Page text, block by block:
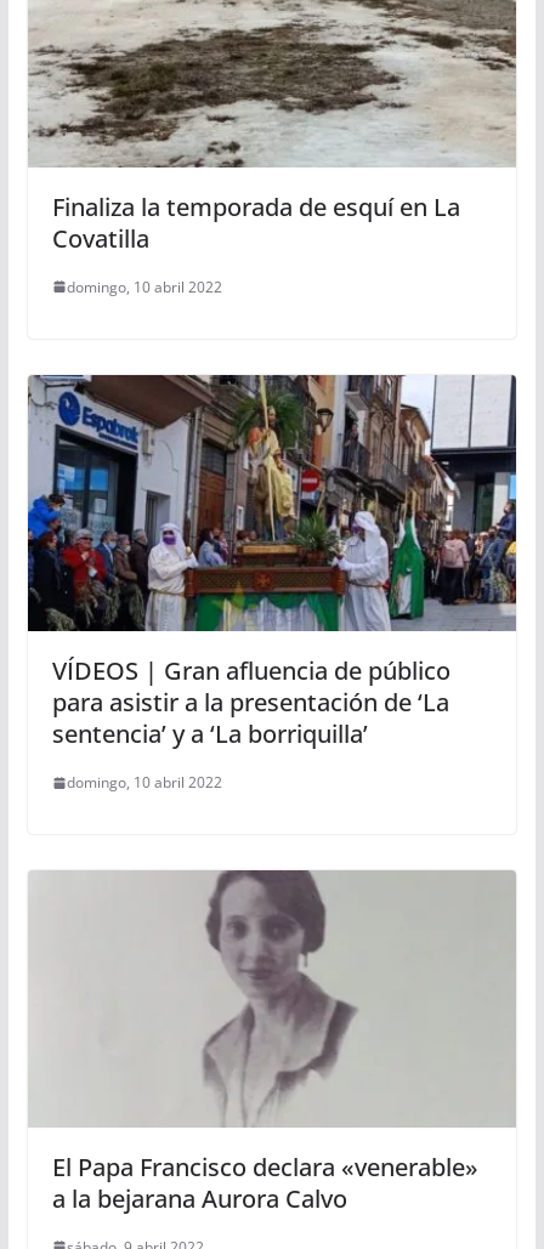
Finaliza la temporada de esquí en La
Covatilla
domingo, 10 abril 2022
VÍDEOS | Gran afluencia de público
para asistir a la presentación de ‘La
sentencia’ y a ‘La borriquilla’
domingo, 10 abril 2022
El Papa Francisco declara «venerable»
a la bejarana Aurora Calvo